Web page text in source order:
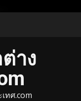
าง
ทศ.com